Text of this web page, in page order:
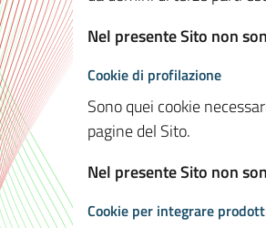
Nel presente Sito non
Cookie di profilazione
Sono quei cookie
pagine del Sito.
Nel presente Sito non
Cookie per integrare